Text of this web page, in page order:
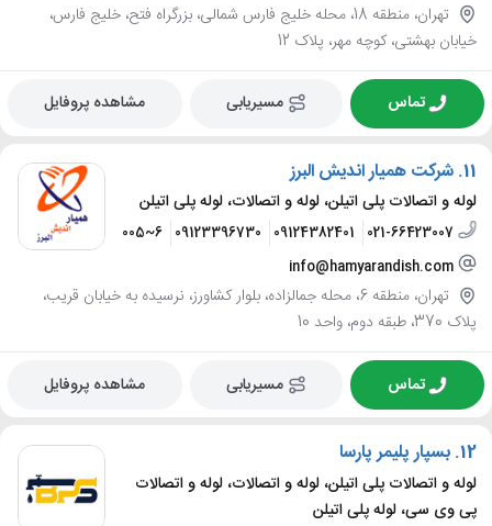
تهران، منطقه 18، محله خلیج فارس شمالی، بزرگراه فتح، خلیج فارس،
خیابان بهشتی، کوچه مهر، پلاک 12
تماس مسیریابی مشاهده پروفایل
11. شرکت همیار اندیش البرز
لوله و اتصالات پلی اتیلن، لوله و اتصالات، لوله پلی اتیلن
021-66423007
09124382401
09123396730
021-66423005~6
info@hamyarandish.com
تهران، منطقه 6، محله جمالزاده، بلوار کشاورز، نرسیده به خیابان قریب،
پلاک 370، طبقه دوم، واحد 10
تماس مسیریابی مشاهده پروفایل
12. بسپار پلیمر پارسا
لوله و اتصالات پلی اتیلن، لوله و اتصالات، لوله و اتصالات
پی وی سی، لوله پلی اتیلن